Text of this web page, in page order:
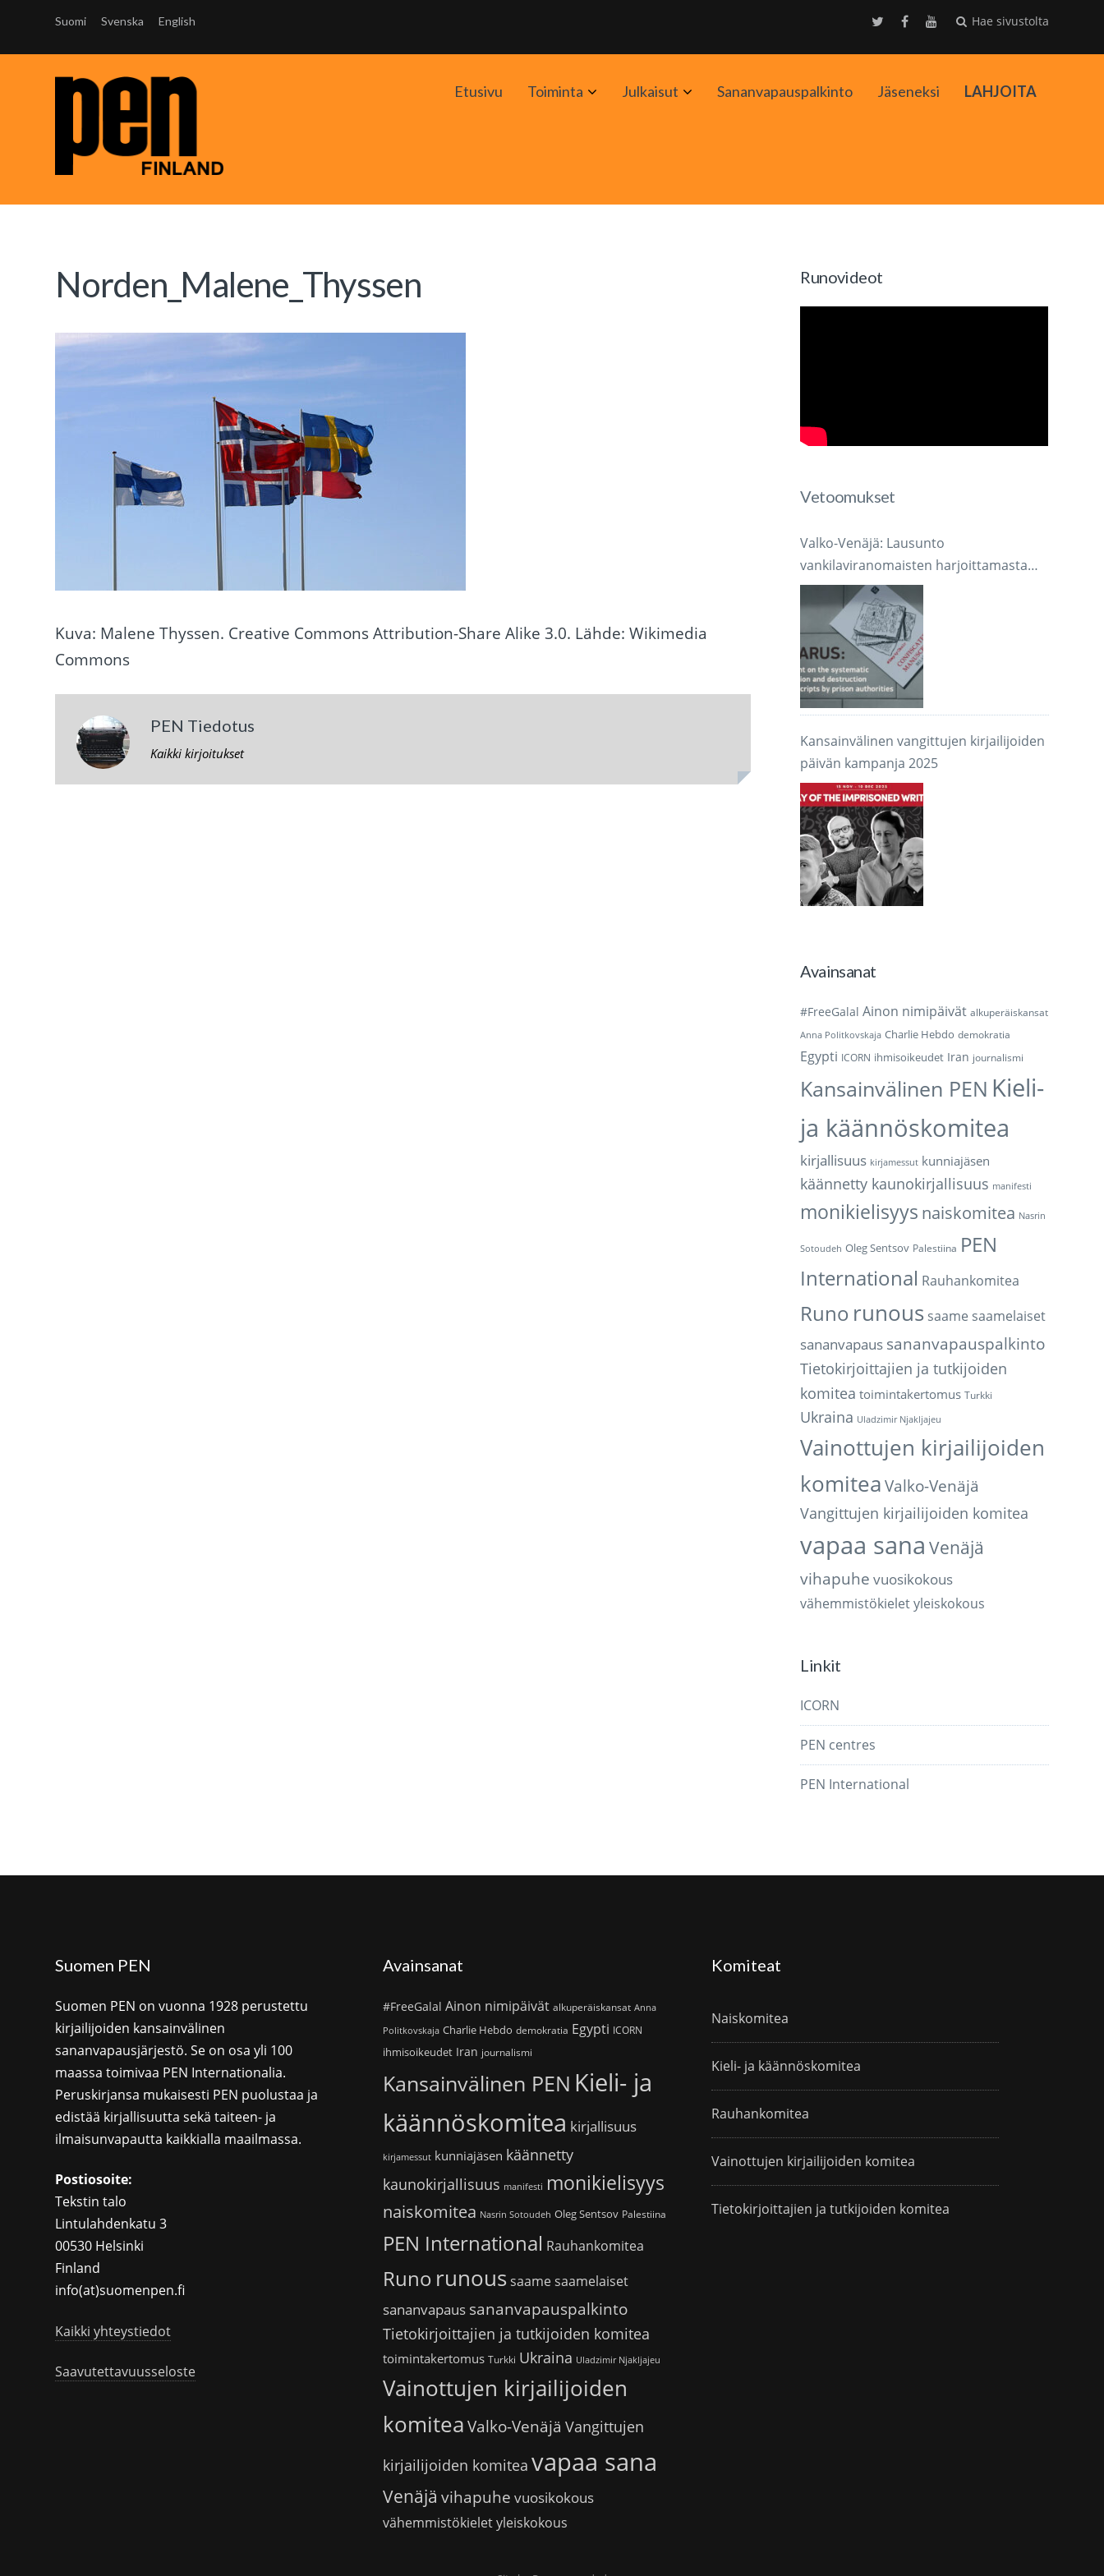
Suomi Svenska English Hae sivustolta
Etusivu Toiminta AvaaJulkaisut AvaaSananvapauspalkinto Jäseneksi LAHJOITA
Norden_Malene_Thyssen
Kuva: Malene Thyssen. Creative Commons Attribution-Share Alike 3.0. Lähde: Wikimedia
Commons
PEN Tiedotus
Kaikki kirjoitukset
Runovideot
Vetoomukset
Valko-Venäjä: Lausunto
vankilaviranomaisten harjoittamasta
järjestelmällisestä käsikirjoitusten
takavarikoinnista ja tuhoamisesta
Kansainvälinen vangittujen kirjailijoiden
päivän kampanja 2025
Avainsanat
#FreeGalal Ainon nimipäivät alkuperäiskansat
Anna Politkovskaja Charlie Hebdo demokratia
Egypti ICORN ihmisoikeudet Iran journalismi
Kansainvälinen PEN Kieli-
ja käännöskomitea
kirjallisuus kirjamessut kunniajäsen
käännetty kaunokirjallisuus manifesti
monikielisyys naiskomitea Nasrin
Sotoudeh Oleg Sentsov Palestiina PEN
International Rauhankomitea
Runo runous saame saamelaiset
sananvapaus sananvapauspalkinto
Tietokirjoittajien ja tutkijoiden
komitea toimintakertomus Turkki
Ukraina Uladzimir Njakljajeu
Vainottujen kirjailijoiden
komitea Valko-Venäjä
Vangittujen kirjailijoiden komitea
vapaa sana Venäjä
vihapuhe vuosikokous
vähemmistökieletyleiskokous
Linkit
ICORN
PEN centres
PEN International
Suomen PEN
Suomen PEN on vuonna 1928 perustettu
kirjailijoiden kansainvälinen
sananvapausjärjestö. Se on osa yli 100
maassa toimivaa PEN Internationalia.
Peruskirjansa mukaisesti PEN puolustaa ja
edistää kirjallisuutta sekä taiteen- ja
ilmaisunvapautta kaikkialla maailmassa.
Postiosoite:
Tekstin talo
Lintulahdenkatu 3
00530 Helsinki
Finland
info(at)suomenpen.fi
Kaikki yhteystiedot
Saavutettavuusseloste
Avainsanat
#FreeGalal Ainon nimipäivät alkuperäiskansat Anna
Politkovskaja Charlie Hebdo demokratia Egypti ICORN
ihmisoikeudet Iran journalismi
Kansainvälinen PEN Kieli- ja
käännöskomitea kirjallisuus
kirjamessut kunniajäsen käännetty
kaunokirjallisuus manifesti monikielisyys
naiskomitea Nasrin Sotoudeh Oleg Sentsov Palestiina
PEN International Rauhankomitea
Runo runoussaamesaamelaiset
sananvapaus sananvapauspalkinto
Tietokirjoittajien ja tutkijoiden komitea
toimintakertomus Turkki Ukraina Uladzimir Njakljajeu
Vainottujen kirjailijoiden
komitea Valko-Venäjä Vangittujen
kirjailijoiden komitea vapaa sana
Venäjä vihapuhe vuosikokous
vähemmistökieletyleiskokous
Komiteat
Naiskomitea
Kieli- ja käännöskomitea
Rauhankomitea
Vainottujen kirjailijoiden komitea
Tietokirjoittajien ja tutkijoiden komitea